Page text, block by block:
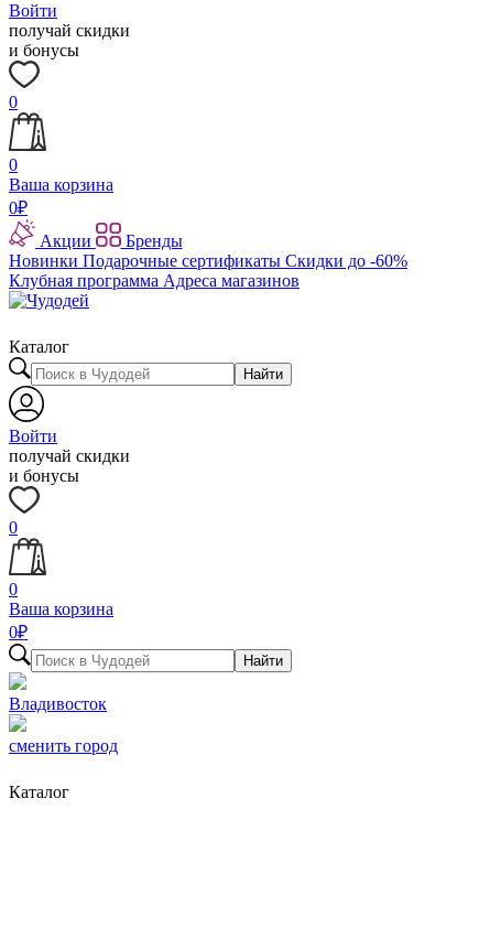
Войти
получай скидки
и бонусы
0
0
Ваша корзина
0₽
Акции
Бренды
Новинки Подарочные сертификаты Скидки до -60%
Клубная программа Адреса магазинов
Каталог
Найти
Войти
получай скидки
и бонусы
0
0
Ваша корзина
0₽
Найти
Владивосток
сменить город
Каталог